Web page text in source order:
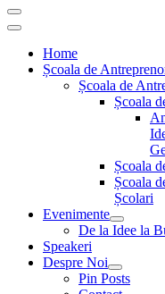
Home
Școala de
Școala de
Școala
Școala
Școala
Școlari
Evenimente
De la Idee la
Speakeri
Despre Noi
Pin Posts